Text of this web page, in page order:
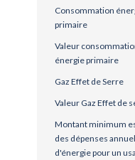
Consommation
primaire
Valeur
énergie primaire
Gaz Effet de Serre
Valeur Gaz Effet de
Montant minimum
des dépenses
d'énergie pour un